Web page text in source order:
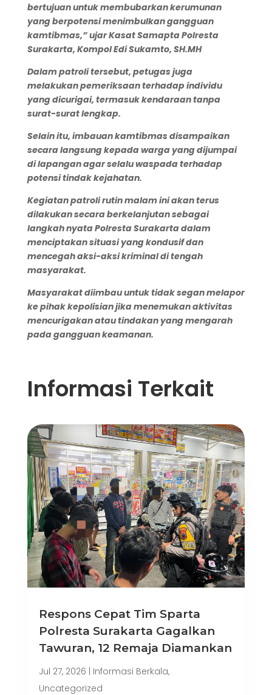
bertujuan untuk membubarkan kerumunan
yang berpotensi menimbulkan gangguan
kamtibmas,” ujar Kasat Samapta Polresta
Surakarta, Kompol Edi Sukamto, SH.MH
Dalam patroli tersebut, petugas juga
melakukan pemeriksaan terhadap individu
yang dicurigai, termasuk kendaraan tanpa
surat-surat lengkap.
Selain itu, imbauan kamtibmas disampaikan
secara langsung kepada warga yang dijumpai
di lapangan agar selalu waspada terhadap
potensi tindak kejahatan.
Kegiatan patroli rutin malam ini akan terus
dilakukan secara berkelanjutan sebagai
langkah nyata Polresta Surakarta dalam
menciptakan situasi yang kondusif dan
mencegah aksi-aksi kriminal di tengah
masyarakat.
Masyarakat diimbau untuk tidak segan melapor
ke pihak kepolisian jika menemukan aktivitas
mencurigakan atau tindakan yang mengarah
pada gangguan keamanan.
Informasi Terkait
Respons Cepat Tim Sparta
Polresta Surakarta Gagalkan
Tawuran, 12 Remaja Diamankan
Jul 27, 2026 Informasi Berkala,
Uncategorized